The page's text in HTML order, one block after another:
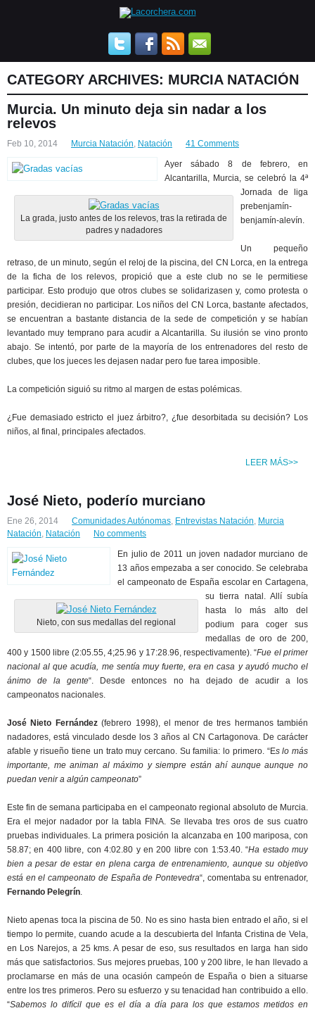
CATEGORY ARCHIVES: MURCIA NATACIÓN
Murcia. Un minuto deja sin nadar a los
relevos
Feb 10, 2014 Murcia Natación, Natación 41 Comments
La grada, justo antes de los relevos, tras la retirada de
padres y nadadores
Ayer sábado 8 de febrero, en
Alcantarilla, Murcia, se celebró la 4ª
Jornada de liga
prebenjamín-
benjamín-alevín.
Un pequeño
retraso, de un minuto, según el reloj de la piscina, del CN Lorca, en la entrega
de la ficha de los relevos, propició que a este club no se le permitiese
participar. Esto produjo que otros clubes se solidarizasen y, como protesta o
presión, decidieran no participar. Los niños del CN Lorca, bastante afectados,
se encuentran a bastante distancia de la sede de competición y se habían
levantado muy temprano para acudir a Alcantarilla. Su ilusión se vino pronto
abajo. Se intentó, por parte de la mayoría de los entrenadores del resto de
clubes, que los jueces les dejasen nadar pero fue tarea imposible.
La competición siguió su ritmo al margen de estas polémicas.
¿Fue demasiado estricto el juez árbitro?, ¿fue desorbitada su decisión? Los
niños, al final, principales afectados.
LEER MÁS>>
José Nieto, poderío murciano
Ene 26, 2014 Comunidades Autónomas, Entrevistas Natación, Murcia
Natación, Natación No comments
Nieto, con sus medallas del regional
En julio de 2011 un joven nadador murciano de
13 años empezaba a ser conocido. Se celebraba
el campeonato de España escolar en Cartagena,
su tierra natal. Allí subía
hasta lo más alto del
podium para coger sus
medallas de oro de 200,
400 y 1500 libre (2:05.55, 4;25.96 y 17:28.96, respectivamente). “Fue el primer
nacional al que acudía, me sentía muy fuerte, era en casa y ayudó mucho el
ánimo de la gente“. Desde entonces no ha dejado de acudir a los
campeonatos nacionales.
José Nieto Fernández(febrero 1998), el menor de tres hermanos también
nadadores, está vinculado desde los 3 años al CN Cartagonova. De carácter
afable y risueño tiene un trato muy cercano. Su familia: lo primero. “Es lo más
importante, me animan al máximo y siempre están ahí aunque aunque no
puedan venir a algún campeonato”
Este fin de semana participaba en el campeonato regional absoluto de Murcia.
Era el mejor nadador por la tabla FINA. Se llevaba tres oros de sus cuatro
pruebas individuales. La primera posición la alcanzaba en 100 mariposa, con
58.87; en 400 libre, con 4:02.80 y en 200 libre con 1:53.40. “Ha estado muy
bien a pesar de estar en plena carga de entrenamiento, aunque su objetivo
está en el campeonato de España de Pontevedra“, comentaba su entrenador,
Fernando Pelegrín.
Nieto apenas toca la piscina de 50. No es sino hasta bien entrado el año, si el
tiempo lo permite, cuando acude a la descubierta del Infanta Cristina de Vela,
en Los Narejos, a 25 kms. A pesar de eso, sus resultados en larga han sido
más que satisfactorios. Sus mejores pruebas, 100 y 200 libre, le han llevado a
proclamarse en más de una ocasión campeón de España o bien a situarse
entre los tres primeros. Pero su esfuerzo y su tenacidad han contribuido a ello.
“Sabemos lo difícil que es el día a día para los que estamos metidos en